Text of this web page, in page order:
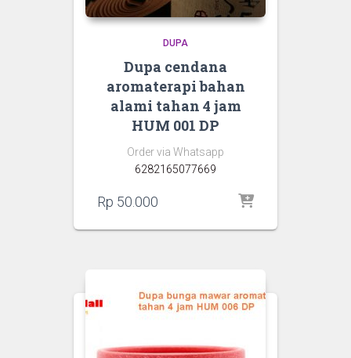
DUPA
Dupa cendana
aromaterapi bahan
alami tahan 4 jam
HUM 001 DP
Order via Whatsapp
6282165077669
Rp 50.000